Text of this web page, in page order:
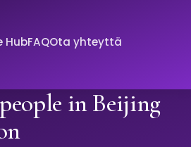
HubFAQOta yhteyttä
in Beijing